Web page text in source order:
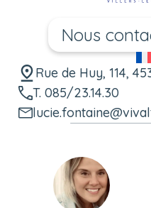
Nous
FR
Rue de Huy, 114,
T. 085/23.14.30